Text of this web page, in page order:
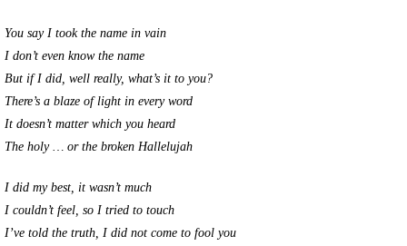
You say I took the name in vain
I don’t even know the name
But if I did, well really, what’s it to you?
There’s a blaze of light in every word
It doesn’t matter which you heard
The holy … or the broken Hallelujah
I did my best, it wasn’t much
I couldn’t feel, so I tried to touch
I’ve told the truth, I did not come to fool you